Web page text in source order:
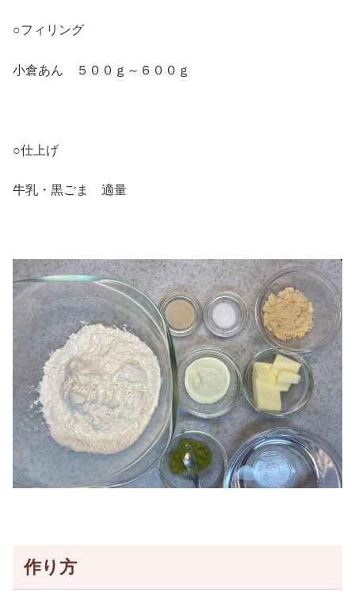
○フィリング
小倉あん ５００ｇ～６００ｇ
○仕上げ
牛乳・黒ごま 適量
作り方